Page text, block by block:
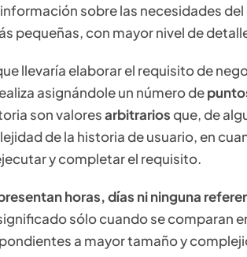
sobre las necesidades
pequeñas, con mayor nivel de
llevaría elaborar el requisito de
asignándole un número de
son valoresarbitrarios que, de
de la historia de usuario, en
y completar el requisito.
horas, días ni ninguna
sólo cuando se comparan
a mayor tamaño y